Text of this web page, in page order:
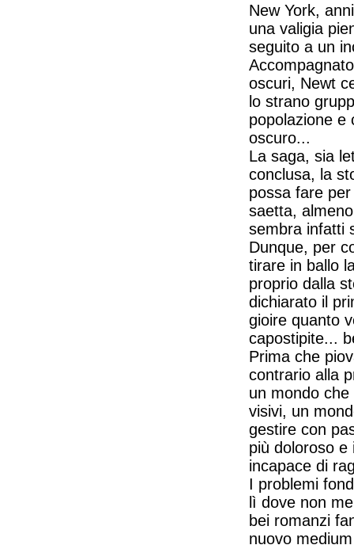
New York,
una valigia
seguito a un
oscuri, Newt
lo strano
popolazione e
oscuro...
La saga, sia
conclusa, la
possa fare
saetta,
sembra infatti
Dunque, per
tirare in ballo
proprio dalla
dichiarato il
gioire quanto
capostipite...
Prima che
contrario alla
un mondo
visivi, un
gestire con
più doloroso
incapace di
I problemi
lì dove non
bei romanzi
nuovo